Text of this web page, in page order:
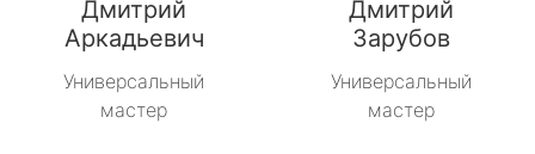
Дмитрий
Аркадьевич
Универсальный
мастер
Дмитрий
Зарубов
Универсальный
мастер